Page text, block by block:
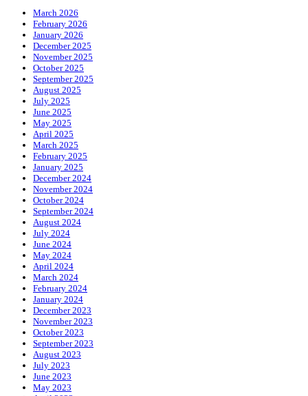
March 2026
February 2026
January 2026
December 2025
November 2025
October 2025
September 2025
August 2025
July 2025
June 2025
May 2025
April 2025
March 2025
February 2025
January 2025
December 2024
November 2024
October 2024
September 2024
August 2024
July 2024
June 2024
May 2024
April 2024
March 2024
February 2024
January 2024
December 2023
November 2023
October 2023
September 2023
August 2023
July 2023
June 2023
May 2023